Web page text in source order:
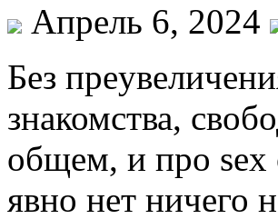
Апрель 6, 2024
Бeз
знакомства,
общем, и про sex
явно нет ничего